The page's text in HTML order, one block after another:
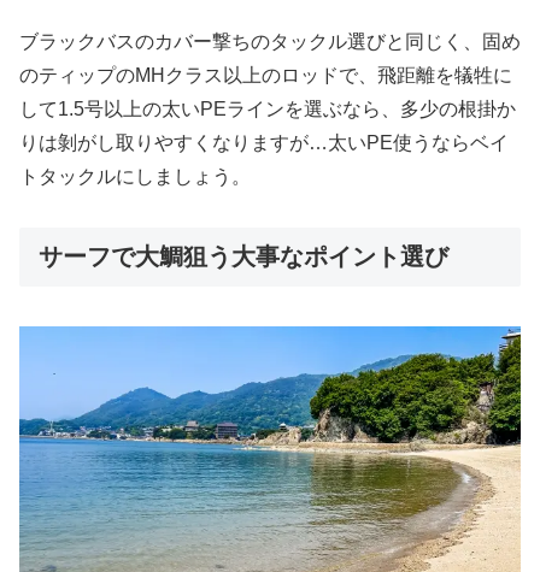
ブラックバスのカバー撃ちのタックル選びと同じく、固め
のティップのMHクラス以上のロッドで、飛距離を犠牲に
して1.5号以上の太いPEラインを選ぶなら、多少の根掛か
りは剝がし取りやすくなりますが…太いPE使うならベイ
トタックルにしましょう。
サーフで大鯛狙う大事なポイント選び